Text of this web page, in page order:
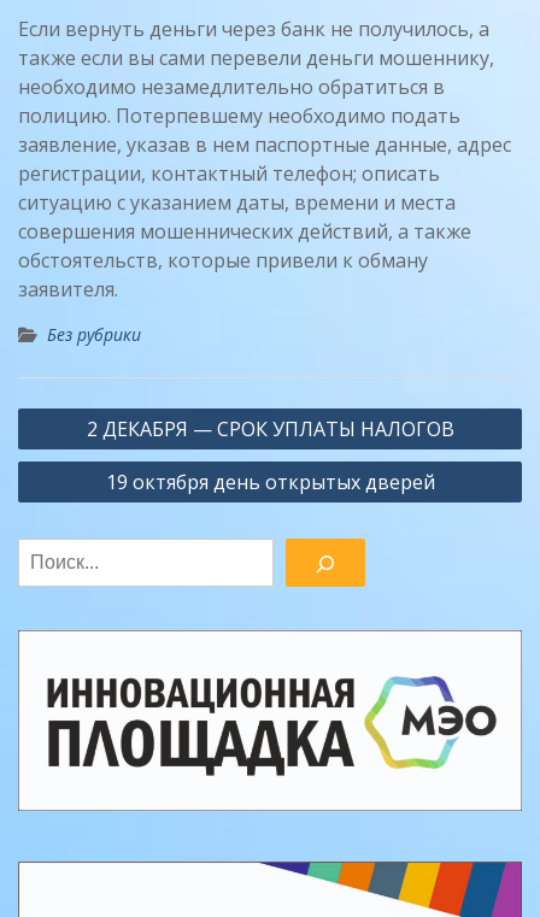
Если вернуть деньги через банк не получилось, а
также если вы сами перевели деньги мошеннику,
необходимо незамедлительно обратиться в
полицию. Потерпевшему необходимо подать
заявление, указав в нем паспортные данные, адрес
регистрации, контактный телефон; описать
ситуацию с указанием даты, времени и места
совершения мошеннических действий, а также
обстоятельств, которые привели к обману
заявителя.
Без рубрики
Навигация
по
записям
2 ДЕКАБРЯ — СРОК УПЛАТЫ НАЛОГОВ
19 октября день открытых дверей
Поиск